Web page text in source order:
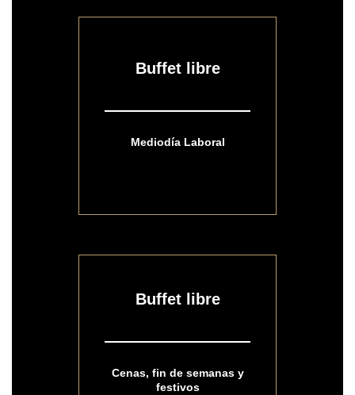
Buffet libre
Mediodía Laboral
Buffet libre
Cenas, fin de semanas y
festivos